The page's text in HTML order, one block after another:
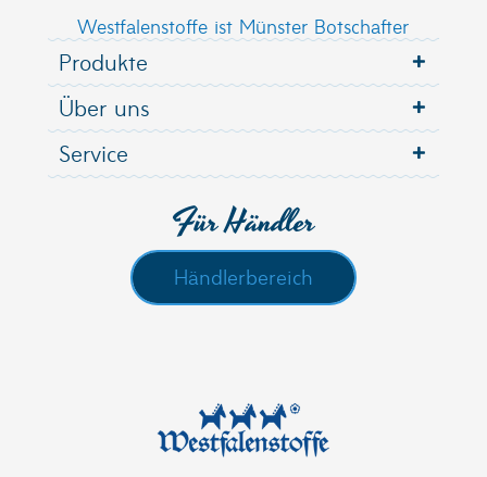
Westfalenstoffe ist Münster Botschafter
Produkte
Über uns
Service
Für Händler
Händlerbereich